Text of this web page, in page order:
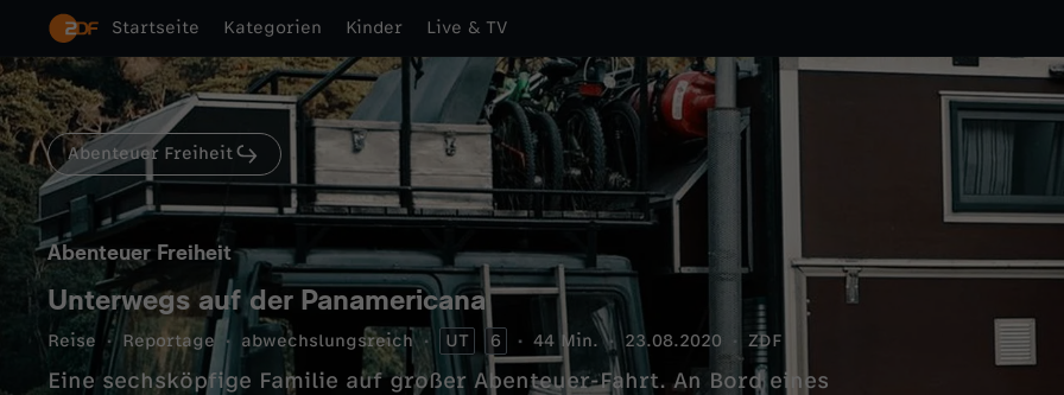
Startseite Kategorien Kinder Live & TV
Abenteuer Freiheit
Abenteuer Freiheit
Unterwegs auf der Panamericana
Reise Reportage abwechslungsreich UT 6 44 Min. 23.08.2020 ZDF
Eine sechsköpfige Familie auf großer Abenteuer-Fahrt. An Bord eines